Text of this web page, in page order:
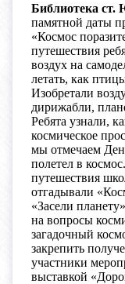
Библиотека ст.
памятной даты
«Космос
путешествия
воздух на
летать, как
Изобретали
дирижабли,
Ребята узнали,
космическое
мы отмечаем
полетел в
путешествия
отгадывали
«Засели
на вопросы
загадочный
закрепить
участники
выставкой